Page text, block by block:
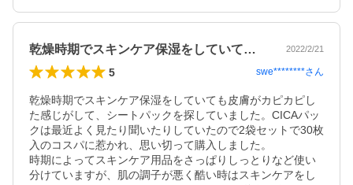
乾燥時期でスキンケア保湿をしていても皮… 2022/2/21
5 swe********さん
乾燥時期でスキンケア保湿をしていても皮膚がカピカピし
た感じがして、シートパックを探していました。CICAパッ
クは最近よく見たり聞いたりしていたので2袋セットで30枚
入のコスパに惹かれ、思い切って購入しました。
時期によってスキンケア用品をさっぱりしっとりなど使い
分けていますが、肌の調子が悪く酷い時はスキンケアをし